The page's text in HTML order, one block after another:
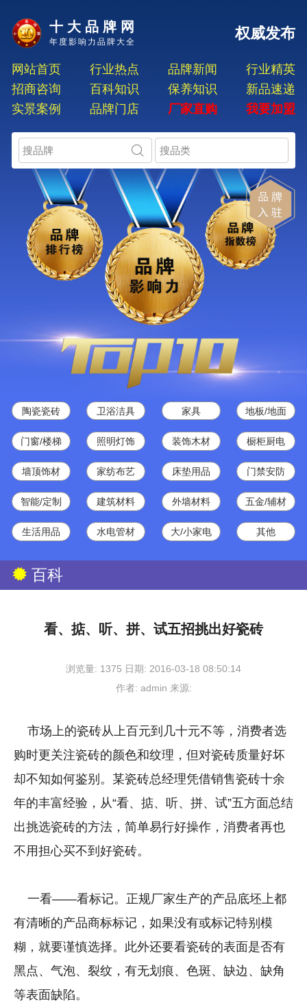
十大品牌网
年度影响力品牌大全
权威发布
网站首页 行业热点 品牌新闻
行业精英
招商咨询
百科知识 保养知识
新品速递
实景案例
品牌门店 厂家直购 我要加盟
陶瓷瓷砖 卫浴洁具 家具 地板/地面
门窗/楼梯 照明灯饰 装饰木材 橱柜厨电
墙顶饰材 家纺布艺 床垫用品 门禁安防
智能/定制 建筑材料 外墙材料 五金/辅材
生活用品 水电管材 大/小家电 其他
百科
看、掂、听、拼、试五招挑出好瓷砖
浏览量: 1375 日期: 2016-03-18 08:50:14
作者: admin 来源:
市场上的瓷砖从上百元到几十元不等，消费者选
购时更关注瓷砖的颜色和纹理，但对瓷砖质量好坏
却不知如何鉴别。某瓷砖总经理凭借销售瓷砖十余
年的丰富经验，从“看、掂、听、拼、试”五方面总结
出挑选瓷砖的方法，简单易行好操作，消费者再也
不用担心买不到好瓷砖。
一看——看标记。正规厂家生产的产品底坯上都
有清晰的产品商标标记，如果没有或标记特别模
糊，就要谨慎选择。此外还要看瓷砖的表面是否有
黑点、气泡、裂纹，有无划痕、色斑、缺边、缺角
等表面缺陷。